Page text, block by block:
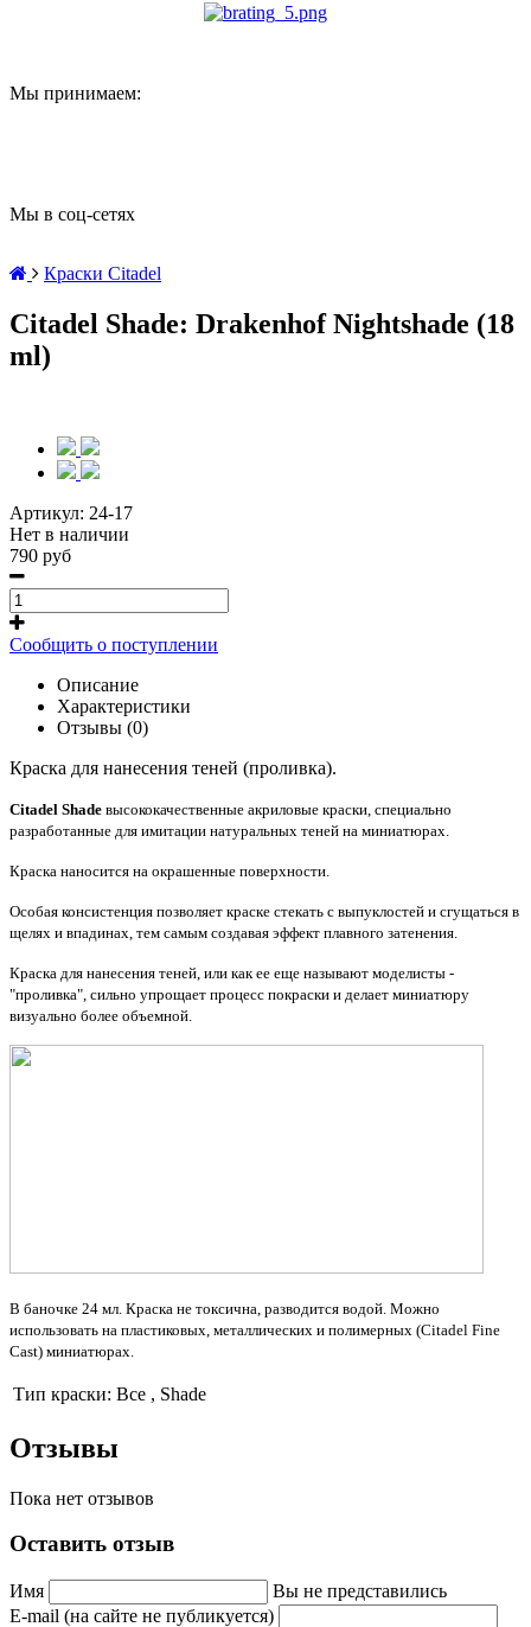
Мы принимаем:
Мы в соц-сетях
Краски Citadel
Citadel Shade: Drakenhof Nightshade (18
ml)
Артикул: 24-17
Нет в наличии
790 руб
Сообщить о поступлении
Описание
Характеристики
Отзывы (0)
Краска для нанесения теней (проливка).
Citadel Shade высококачественные акриловые краски, специально
разработанные для имитации натуральных теней на миниатюрах.
Краска наносится на окрашенные поверхности.
Особая консистенция позволяет краске стекать с выпуклостей и сгущаться в
щелях и впадинах, тем самым создавая эффект плавного затенения.
Краска для нанесения теней, или как ее еще называют моделисты -
"проливка", сильно упрощает процесс покраски и делает миниатюру
визуально более объемной.
В баночке 24 мл. Краска не токсична, разводится водой. Можно
использовать на пластиковых, металлических и полимерных (Citadel Fine
Cast) миниатюрах.
Тип краски: Все , Shade
Отзывы
Пока нет отзывов
Оставить отзыв
Имя
Вы не представились
E-mail (на сайте не публикуется)